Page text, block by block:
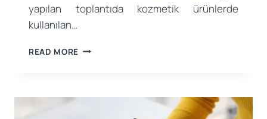
yapılan toplantıda kozmetik ürünlerde
kullanılan…
READ MORE SCCS
ÜZERINE